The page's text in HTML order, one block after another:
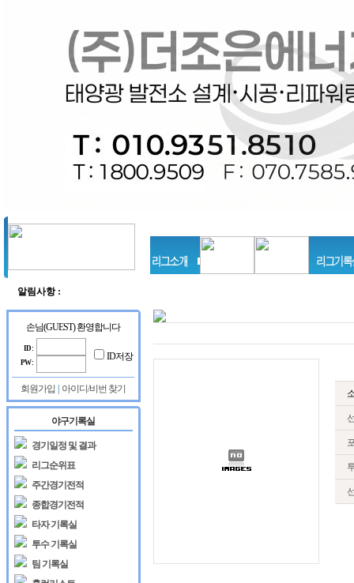
알림사항 :
록
된
시
물
이
없
니
다.
록
된
시
물
이
없
니
다.
손님(GUEST) 환영합니다
ID :
PW :
ID저장
회원가입 아이디/비번 찾기
야구기록실
경기일정 및 결과
리그순위표
주간경기전적
종합경기전적
타자 기록실
투수 기록실
팀 기록실